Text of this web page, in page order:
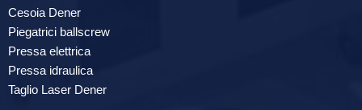
Cesoia Dener
Piegatrici ballscrew
Pressa elettrica
Pressa idraulica
Taglio Laser Dener